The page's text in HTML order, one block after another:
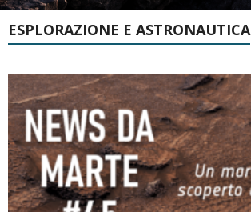
ESPLORAZIONE E ASTRONAUTICA